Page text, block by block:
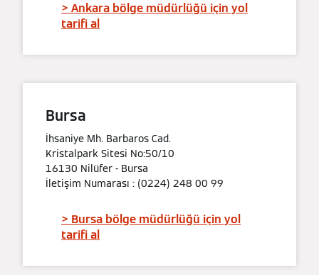
> Ankara bölge müdürlüğü için yol
tarifi al
Bursa
İhsaniye Mh. Barbaros Cad.
Kristalpark Sitesi No:50/10
16130 Nilüfer - Bursa
İletişim Numarası : (0224) 248 00 99
> Bursa bölge müdürlüğü için yol
tarifi al